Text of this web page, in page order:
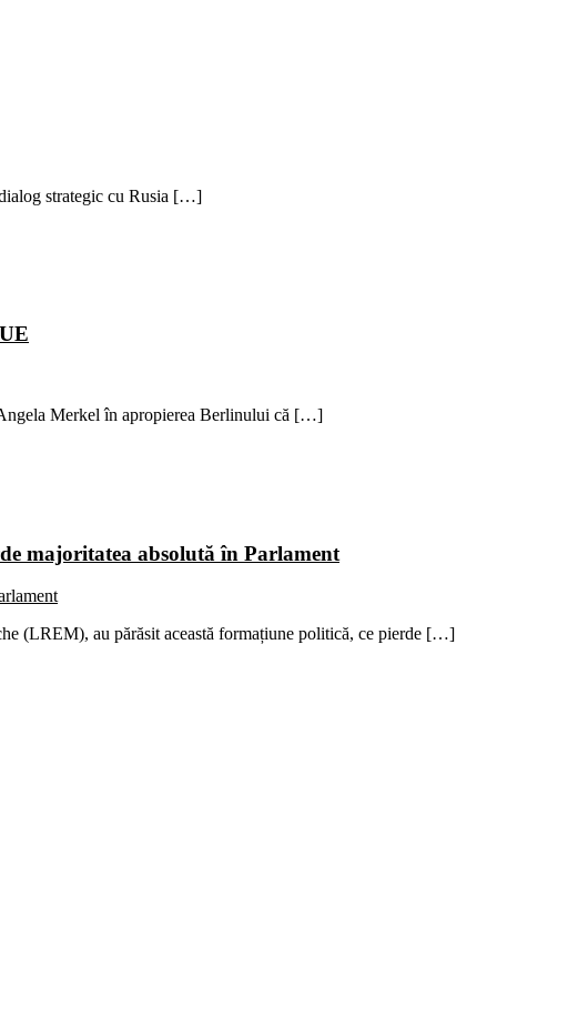
strategic cu Rusia […]
Angela Merkel în apropierea Berlinului că […]
majoritatea absolută în Parlament
(LREM), au părăsit această formațiune politică, ce pierde […]